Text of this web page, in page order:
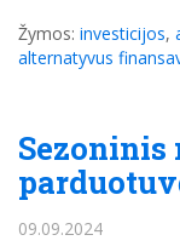
Žymos: investicijos,
alternatyvus
Sezoninis
09.09.2024